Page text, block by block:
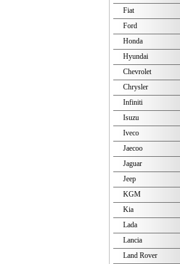
Fiat
Ford
Honda
Hyundai
Chevrolet
Chrysler
Infiniti
Isuzu
Iveco
Jaecoo
Jaguar
Jeep
KGM
Kia
Lada
Lancia
Land Rover